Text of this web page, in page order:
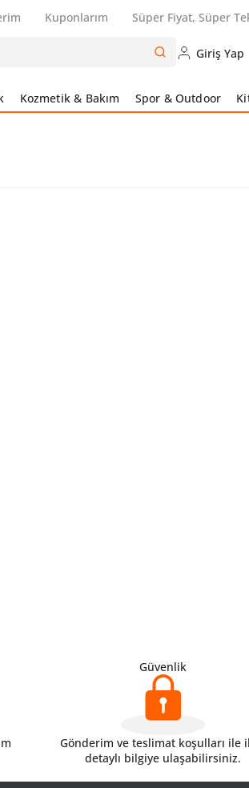
Kuponlarım Süper Fiyat, Süper
Giriş Yap
Kozmetik & Bakım Spor & Outdoor
Güvenlik
Gönderim ve teslimat koşulları ile
detaylı bilgiye ulaşabilirsiniz.